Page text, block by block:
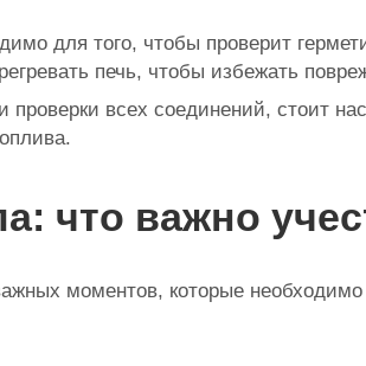
для того, чтобы проверит
печь, чтобы избежать
проверки всех соединений, стоит
что важно
моментов, которые